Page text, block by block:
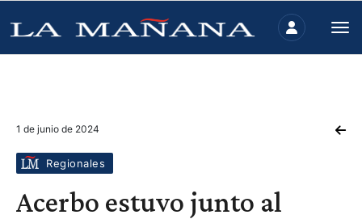
1 de junio de 2024
Regionales
Acerbo estuvo junto al